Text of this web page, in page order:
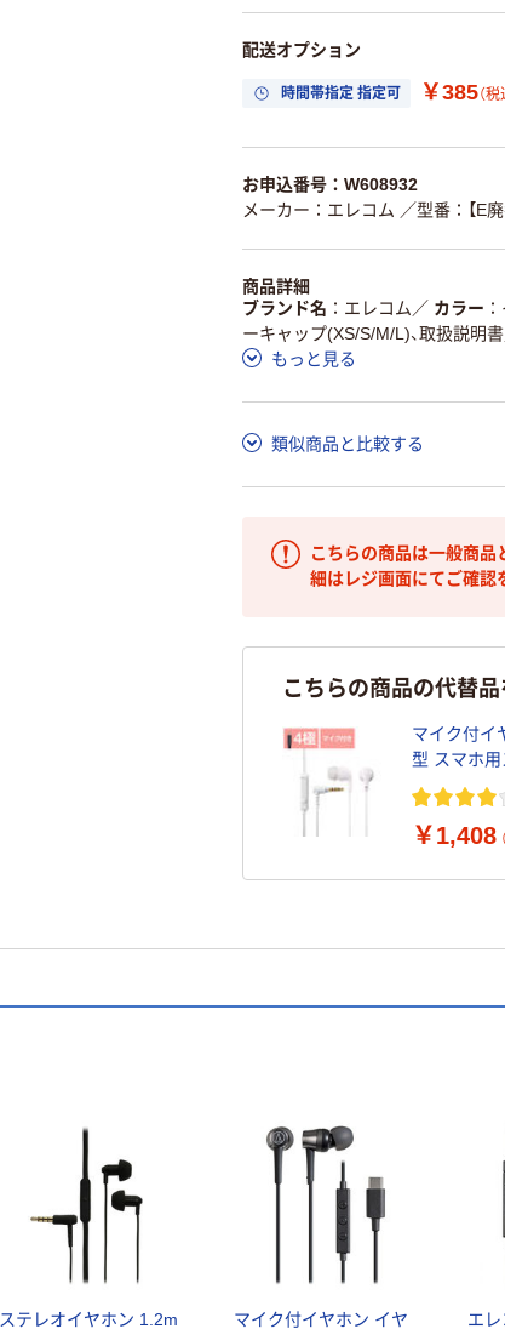
配送オプション
時間帯指定 指定可 ￥385（税
お申込番号：W608932
メーカー：エレコム ／型番：【E
商品詳細
ブランド名
エレコム ／ カラー
ーキャップ(XS/S/M/L)、取扱説明書
もっと見る
類似商品と比較する
こちらの商品は一般商品
細はレジ画面にてご確認
こちらの商品の代替
マイク付イ
型 スマホ
EHP-
￥1,408
ステレオイヤホン 1.2m
マイク付イヤホン イヤ
エ